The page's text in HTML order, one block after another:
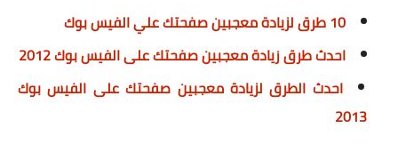
10 طرق لزيادة معجبين صفحتك علي الفيس بوك
احدث طرق زيادة معجبين صفحتك على الفيس بوك 2012
احدث الطرق لزيادة معجبين صفحتك على الفيس بوك
2013